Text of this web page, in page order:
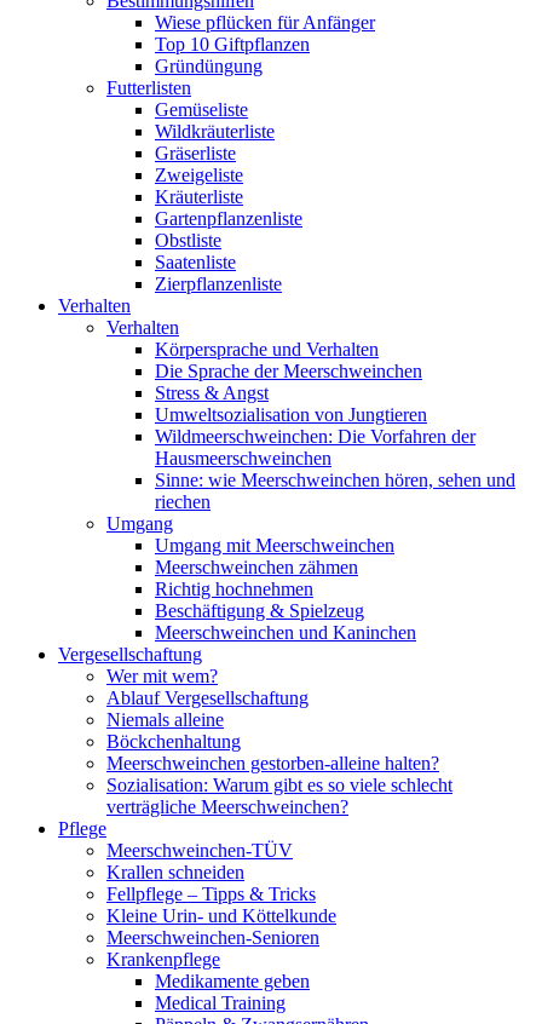
Wiese pflücken für Anfänger
Top 10 Giftpflanzen
Gründüngung
Futterlisten
Gemüseliste
Wildkräuterliste
Gräserliste
Zweigeliste
Kräuterliste
Gartenpflanzenliste
Obstliste
Saatenliste
Zierpflanzenliste
Verhalten
Verhalten
Körpersprache und Verhalten
Die Sprache der Meerschweinchen
Stress & Angst
Umweltsozialisation von Jungtieren
Wildmeerschweinchen: Die Vorfahren der
Hausmeerschweinchen
Sinne: wie Meerschweinchen hören, sehen und
riechen
Umgang
Umgang mit Meerschweinchen
Meerschweinchen zähmen
Richtig hochnehmen
Beschäftigung & Spielzeug
Meerschweinchen und Kaninchen
Vergesellschaftung
Wer mit wem?
Ablauf Vergesellschaftung
Niemals alleine
Böckchenhaltung
Meerschweinchen gestorben-alleine halten?
Sozialisation: Warum gibt es so viele schlecht
verträgliche Meerschweinchen?
Pflege
Meerschweinchen-TÜV
Krallen schneiden
Fellpflege – Tipps & Tricks
Kleine Urin- und Köttelkunde
Meerschweinchen-Senioren
Krankenpflege
Medikamente geben
Medical Training